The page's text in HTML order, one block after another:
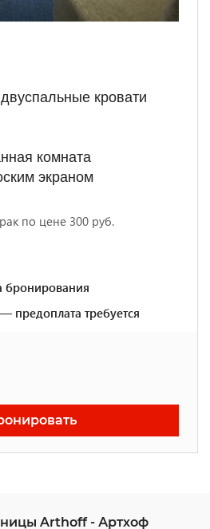
кровати
комната
экраном
по цене 300 руб.
требуется
Arthoff - Артхоф